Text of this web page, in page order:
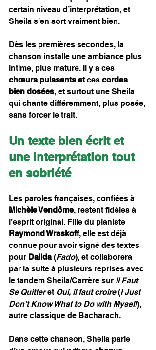
certain niveau d’interprétation, et
Sheila s’en sort vraiment bien.
Dès les premières secondes, la
chanson installe une ambiance plus
intime, plus mature. Il y a ces
chœurs puissants et ces cordes
bien dosées, et surtout une Sheila
qui chante différemment, plus posée,
sans forcer le trait.
Un texte bien écrit et
une interprétation tout
en sobriété
Les paroles françaises, confiées à
Michèle Vendôme, restent fidèles à
l’esprit original. Fille du pianiste
Raymond Wraskoff, elle est déjà
connue pour avoir signé des textes
pour Dalida (Fado), et collaborera
par la suite à plusieurs reprises avec
le tandem Sheila/Carrère sur Il Faut
Se Quitter et Oui, il faut croire (I Just
Don’t Know What to Do with Myself),
autre classique de Bacharach.
Dans cette chanson, Sheila parle